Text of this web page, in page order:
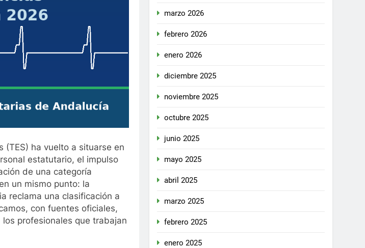
(TES) ha vuelto a situarse en
estatutario, el impulso
de una categoría
un mismo punto: la
reclama una clasificación a
con fuentes oficiales,
profesionales que trabajan
marzo 2026
febrero 2026
enero 2026
diciembre 2025
noviembre 2025
octubre 2025
junio 2025
mayo 2025
abril 2025
marzo 2025
febrero 2025
enero 2025